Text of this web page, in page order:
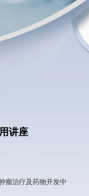
讲座
瘤治疗及药物开发中